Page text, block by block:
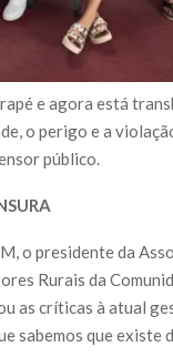
e agora está
o perigo e a
público.
o presidente da
Rurais da
as críticas à atual
sabemos que existe